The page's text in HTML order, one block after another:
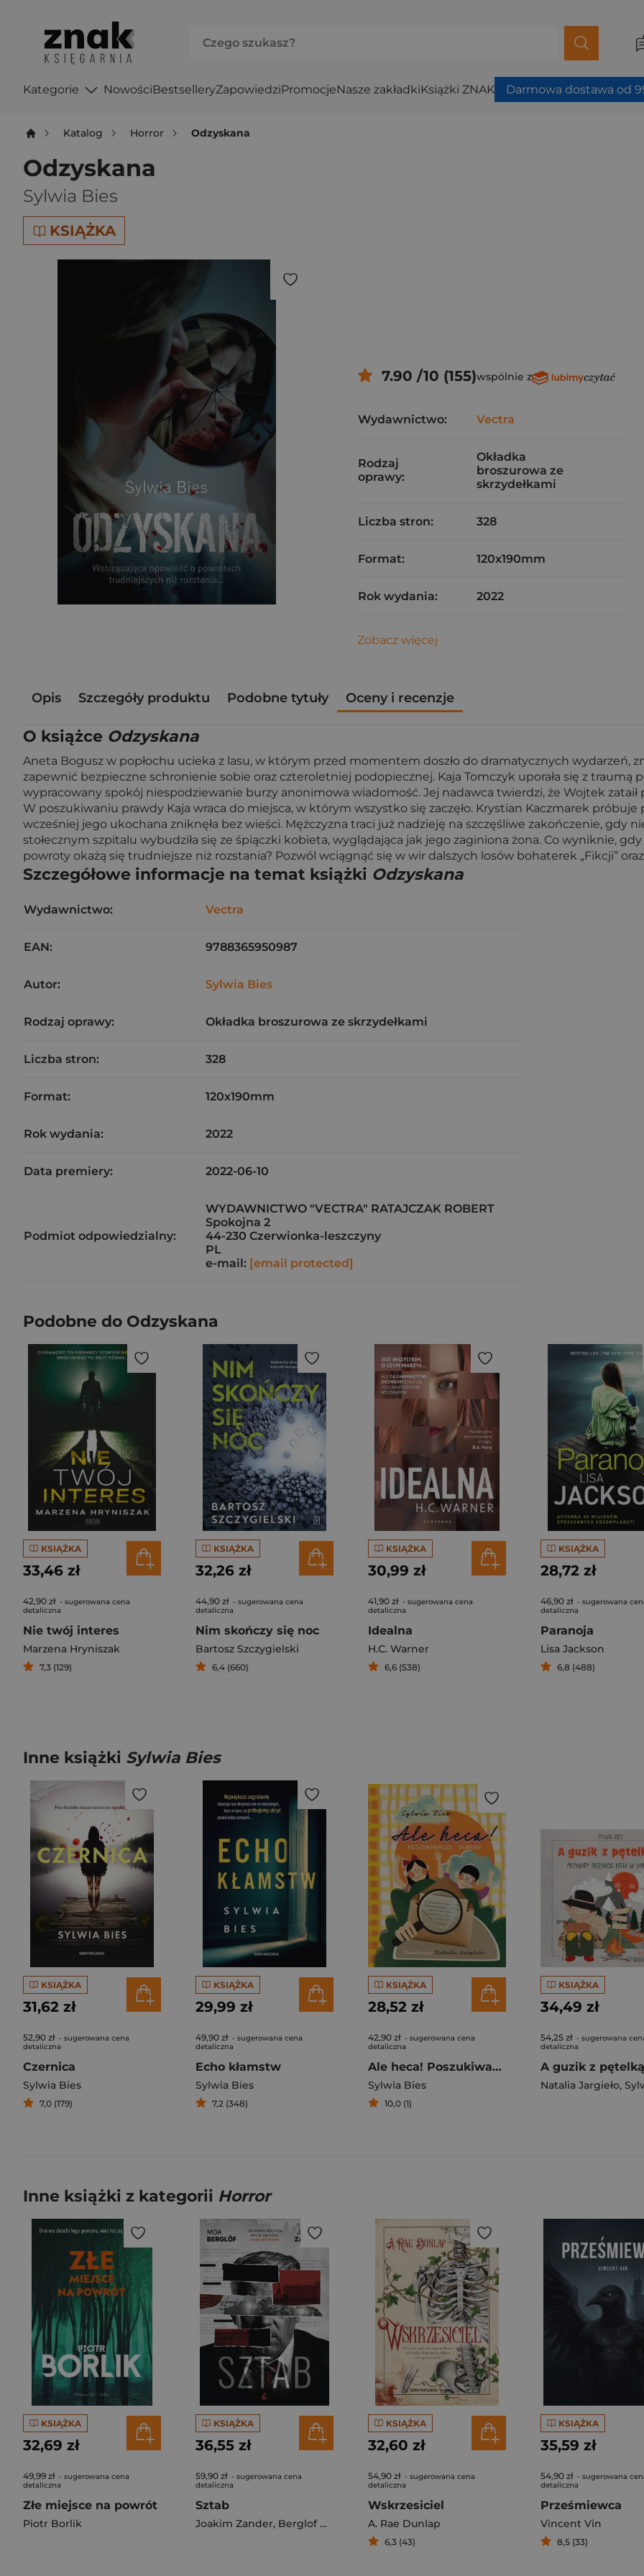
Kategorie NowościBestselleryZapowiedziPromocjeNasze zakładkiKsiążki ZNAK Darmowa dostawa od
Katalog Horror Odzyskana
Odzyskana
Sylwia Bies
KSIĄŻKA
7.90 /10 (155)wspólnie z
Wydawnictwo: Vectra
Rodzaj
oprawy:
Okładka
broszurowa ze
skrzydełkami
Liczba stron: 328
Format: 120x190mm
Rok wydania: 2022
Zobacz więcej
Opis Szczegóły produktu Podobne tytuły Oceny i recenzje
O książce Odzyskana
Aneta Bogusz w popłochu ucieka z lasu, w którym przed momentem doszło do dramatycznych wydarzeń,
zapewnić bezpieczne schronienie sobie oraz czteroletniej podopiecznej. Kaja Tomczyk uporała się z traumą
wypracowany spokój niespodziewanie burzy anonimowa wiadomość. Jej nadawca twierdzi, że Wojtek
W poszukiwaniu prawdy Kaja wraca do miejsca, w którym wszystko się zaczęło. Krystian Kaczmarek próbuje
wcześniej jego ukochana zniknęła bez wieści. Mężczyzna traci już nadzieję na szczęśliwe zakończenie, gdy
stołecznym szpitalu wybudziła się ze śpiączki kobieta, wyglądająca jak jego zaginiona żona. Co wyniknie,
powroty okażą się trudniejsze niż rozstania? Pozwól wciągnąć się w wir dalszych losów bohaterek „Fikcji” oraz
Szczegółowe informacje na temat książki Odzyskana
Wydawnictwo: Vectra
EAN: 9788365950987
Autor: Sylwia Bies
Rodzaj oprawy: Okładka broszurowa ze skrzydełkami
Liczba stron: 328
Format: 120x190mm
Rok wydania: 2022
Data premiery: 2022-06-10
Podmiot odpowiedzialny:
WYDAWNICTWO "VECTRA" RATAJCZAK ROBERT
Spokojna 2
44-230 Czerwionka-leszczyny
PL
e-mail: [email protected]
Podobne do Odzyskana
KSIĄŻKA
33,46 zł
42,90 zł - sugerowana cena
detaliczna
Nie twój interes
Marzena Hryniszak
7,3 (129)
KSIĄŻKA
32,26 zł
44,90 zł - sugerowana cena
detaliczna
Nim skończy się noc
Bartosz Szczygielski
6,4 (660)
KSIĄŻKA
30,99 zł
41,90 zł - sugerowana cena
detaliczna
Idealna
H.C. Warner
6,6 (538)
KSIĄŻKA
28,72 zł
46,90 zł - sugerowana
detaliczna
Paranoja
Lisa Jackson
6,8 (488)
Inne książki Sylwia Bies
KSIĄŻKA
31,62 zł
52,90 zł - sugerowana cena
detaliczna
Czernica
Sylwia Bies
7,0 (179)
KSIĄŻKA
29,99 zł
49,90 zł - sugerowana cena
detaliczna
Echo kłamstw
Sylwia Bies
7,2 (348)
KSIĄŻKA
28,52 zł
42,90 zł - sugerowana cena
detaliczna
Ale heca! Poszukiwacze skarbu
Sylwia Bies
10,0 (1)
KSIĄŻKA
34,49 zł
54,25 zł - sugerowana
detaliczna
Natalia Jargieło,
Inne książki z kategorii Horror
KSIĄŻKA
32,69 zł
49,99 zł - sugerowana cena
detaliczna
Złe miejsce na powrót
Piotr Borlik
KSIĄŻKA
36,55 zł
59,90 zł - sugerowana cena
detaliczna
Sztab
Joakim Zander, Berglof Moa
KSIĄŻKA
32,60 zł
54,90 zł - sugerowana cena
detaliczna
Wskrzesiciel
A. Rae Dunlap
6,3 (43)
KSIĄŻKA
35,59 zł
54,90 zł - sugerowana
detaliczna
Prześmiewca
Vincent Vin
8,5 (33)